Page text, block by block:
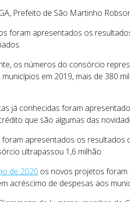
Prefeito de São Martinho
foram apresentados os
os números do consórcio
em 2019, mais de 380
já conhecidas foram
que são algumas das
apresentados os resultados
ultrapassou 1,6 milhão.
de 2020 os novos projetos foram
acréscimo de despesas aos